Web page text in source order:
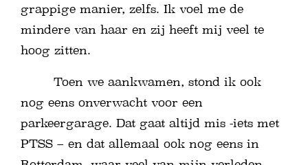
grappige manier, zelfs. Ik voel me de
mindere van haar en zij heeft mij veel te
hoog zitten.
Toen we aankwamen, stond ik ook
nog eens onverwacht voor een
parkeergarage. Dat gaat altijd mis -iets met
PTSS – en dat allemaal ook nog eens in